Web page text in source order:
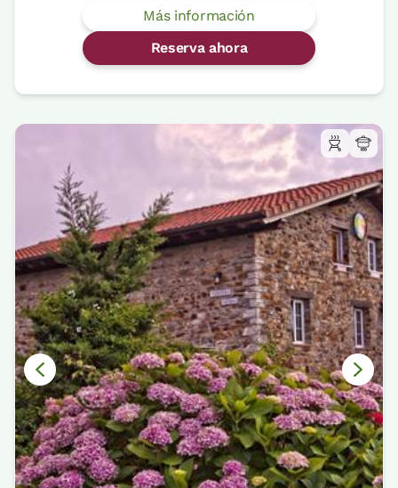
Más información
Reserva ahora